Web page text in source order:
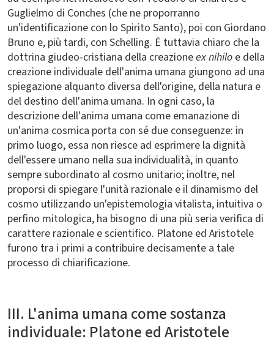
Guglielmo di Conches (che ne proporranno
un'identificazione con lo Spirito Santo), poi con Giordano
Bruno e, più tardi, con Schelling. È tuttavia chiaro che la
dottrina giudeo-cristiana della creazioneex nihilo e della
creazione individuale dell'anima umana giungono ad una
spiegazione alquanto diversa dell'origine, della natura e
del destino dell'anima umana. In ogni caso, la
descrizione dell'anima umana come emanazione di
un'anima cosmica porta con sé due conseguenze: in
primo luogo, essa non riesce ad esprimere la dignità
dell'essere umano nella sua individualità, in quanto
sempre subordinato al cosmo unitario; inoltre, nel
proporsi di spiegare l'unità razionale e il dinamismo del
cosmo utilizzando un'epistemologia vitalista, intuitiva o
perfino mitologica, ha bisogno di una più seria verifica di
carattere razionale e scientifico. Platone ed Aristotele
furono tra i primi a contribuire decisamente a tale
processo di chiarificazione.
III. L'anima umana come sostanza
individuale: Platone ed Aristotele